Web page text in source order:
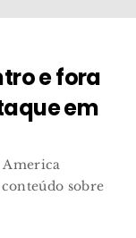
e fora
em
America
sobre